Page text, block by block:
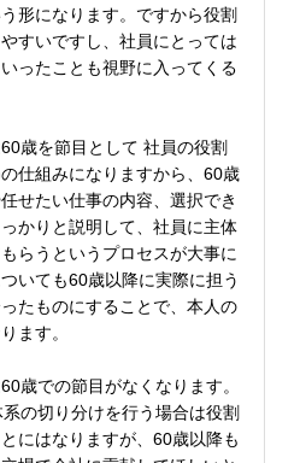
形になります。ですから役割
すいですし、社員にとっては
ったことも視野に入ってくる
歳を節目として 社員の役割
仕組みになりますから、60歳
せたい仕事の内容、選択でき
かりと説明して、社員に主体
らうというプロセスが大事に
いても60歳以降に実際に担う
たものにすることで、本人の
ます。
歳での節目がなくなります。
の切り分けを行う場合は役割
にはなりますが、60歳以降も